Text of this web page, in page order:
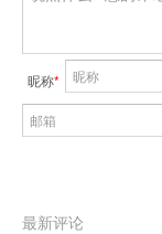
昵称*
最新评论